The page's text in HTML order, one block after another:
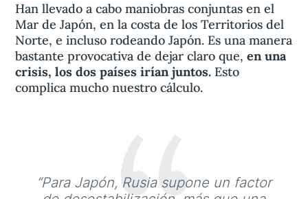
Han llevado a cabo maniobras conjuntas en el
Mar de Japón, en la costa de los Territorios del
Norte, e incluso rodeando Japón. Es una manera
bastante provocativa de dejar claro que,en una
crisis, los dos países irían juntos. Esto
complica mucho nuestro cálculo.
“Para Japón, Rusia supone un factor